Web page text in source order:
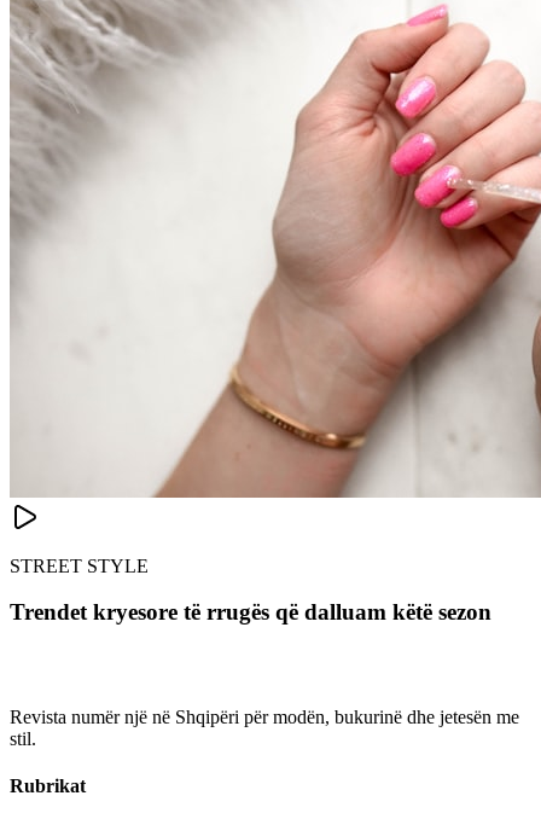
STREET STYLE
Trendet kryesore të rrugës që dalluam këtë sezon
Revista numër një në Shqipëri për modën, bukurinë dhe jetesën me
stil.
Rubrikat